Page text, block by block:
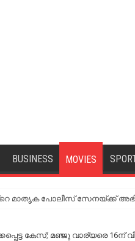
BUSINESS MOVIES
മാതൃക പോലീസ് സേനയ്ക്ക്
കേസ്; മഞ്ജു വാര്യരെ 16ന്